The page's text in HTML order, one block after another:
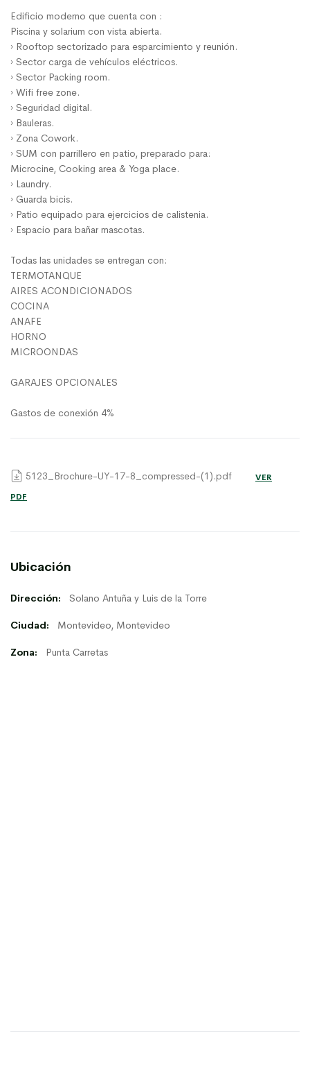
Edificio moderno que cuenta con :
Piscina y solarium con vista abierta.
› Rooftop sectorizado para esparcimiento y reunión.
› Sector carga de vehículos eléctricos.
› Sector Packing room.
› Wifi free zone.
› Seguridad digital.
› Bauleras.
› Zona Cowork.
› SUM con parrillero en patio, preparado para:
Microcine, Cooking area & Yoga place.
› Laundry.
› Guarda bicis.
› Patio equipado para ejercicios de calistenia.
› Espacio para bañar mascotas.
Todas las unidades se entregan con:
TERMOTANQUE
AIRES ACONDICIONADOS
COCINA
ANAFE
HORNO
MICROONDAS
GARAJES OPCIONALES
Gastos de conexión 4%
5123_Brochure-UY-17-8_compressed-(1).pdf
VER
PDF
Ubicación
Dirección: Solano Antuña y Luis de la Torre
Ciudad: Montevideo, Montevideo
Zona: Punta Carretas